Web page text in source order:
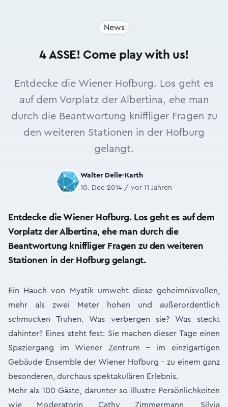
News
4 ASSE! Come play with us!
Entdecke die Wiener Hofburg. Los geht es
auf dem Vorplatz der Albertina, ehe man
durch die Beantwortung kniffliger Fragen zu
den weiteren Stationen in der Hofburg
gelangt.
Walter Delle-Karth
10. Dec 2014 / vor 11 Jahren
Entdecke die Wiener Hofburg. Los geht es auf dem
Vorplatz der Albertina, ehe man durch die
Beantwortung kniffliger Fragen zu den weiteren
Stationen in der Hofburg gelangt.
Ein Hauch von Mystik umweht diese geheimnisvollen,
mehr als zwei Meter hohen und außerordentlich
schmucken Truhen. Was verbergen sie? Was steckt
dahinter? Eines steht fest: Sie machen dieser Tage einen
Spaziergang im Wiener Zentrum – im einzigartigen
Gebäude-Ensemble der Wiener Hofburg – zu einem ganz
besonderen, durchaus spektakulären Erlebnis.
Mehr als 100 Gäste, darunter so illustre Persönlichkeiten
wie Moderatorin Cathy Zimmermann, Silvia